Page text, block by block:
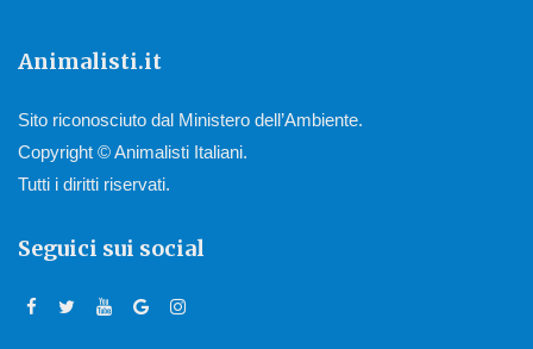
Animalisti.it
Sito riconosciuto dal Ministero dell’Ambiente.
Copyright © Animalisti Italiani.
Tutti i diritti riservati.
Seguici sui social